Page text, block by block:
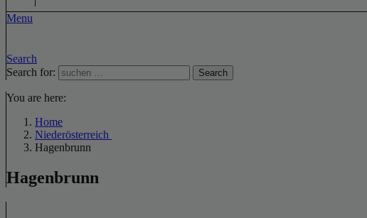
Menu
Search
Search for:
Search
You are here:
Home
Niederösterreich
Hagenbrunn
Hagenbrunn